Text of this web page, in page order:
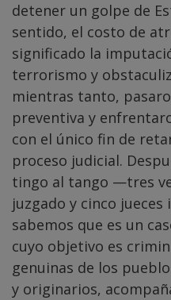
detener un golpe de
sentido, el costo de
significado la
terrorismo y
mientras tanto,
preventiva y
con el único fin de
proceso judicial.
tingo al tango —tres
juzgado y cinco
sabemos que es un
cuyo objetivo es
genuinas de los
y originarios,